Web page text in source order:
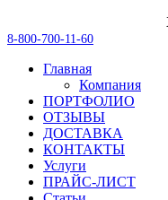
8-800-700-11-60
Главная
Компания
ПОРТФОЛИО
ОТЗЫВЫ
ДОСТАВКА
КОНТАКТЫ
Услуги
ПРАЙС-ЛИСТ